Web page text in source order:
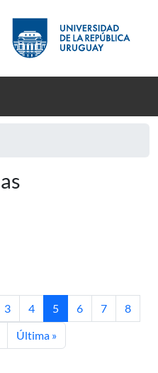
Page
3 Page
4 Current page
5 Page
6 Page
7 Page
8
page
Last page
Última »